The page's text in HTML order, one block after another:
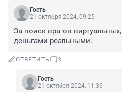
Гость
21 октября 2024, 09:25
За поиск врагов
деньгами реальными.
ОТВЕТИТЬ 3
Гость
21 октября 2024, 11:36